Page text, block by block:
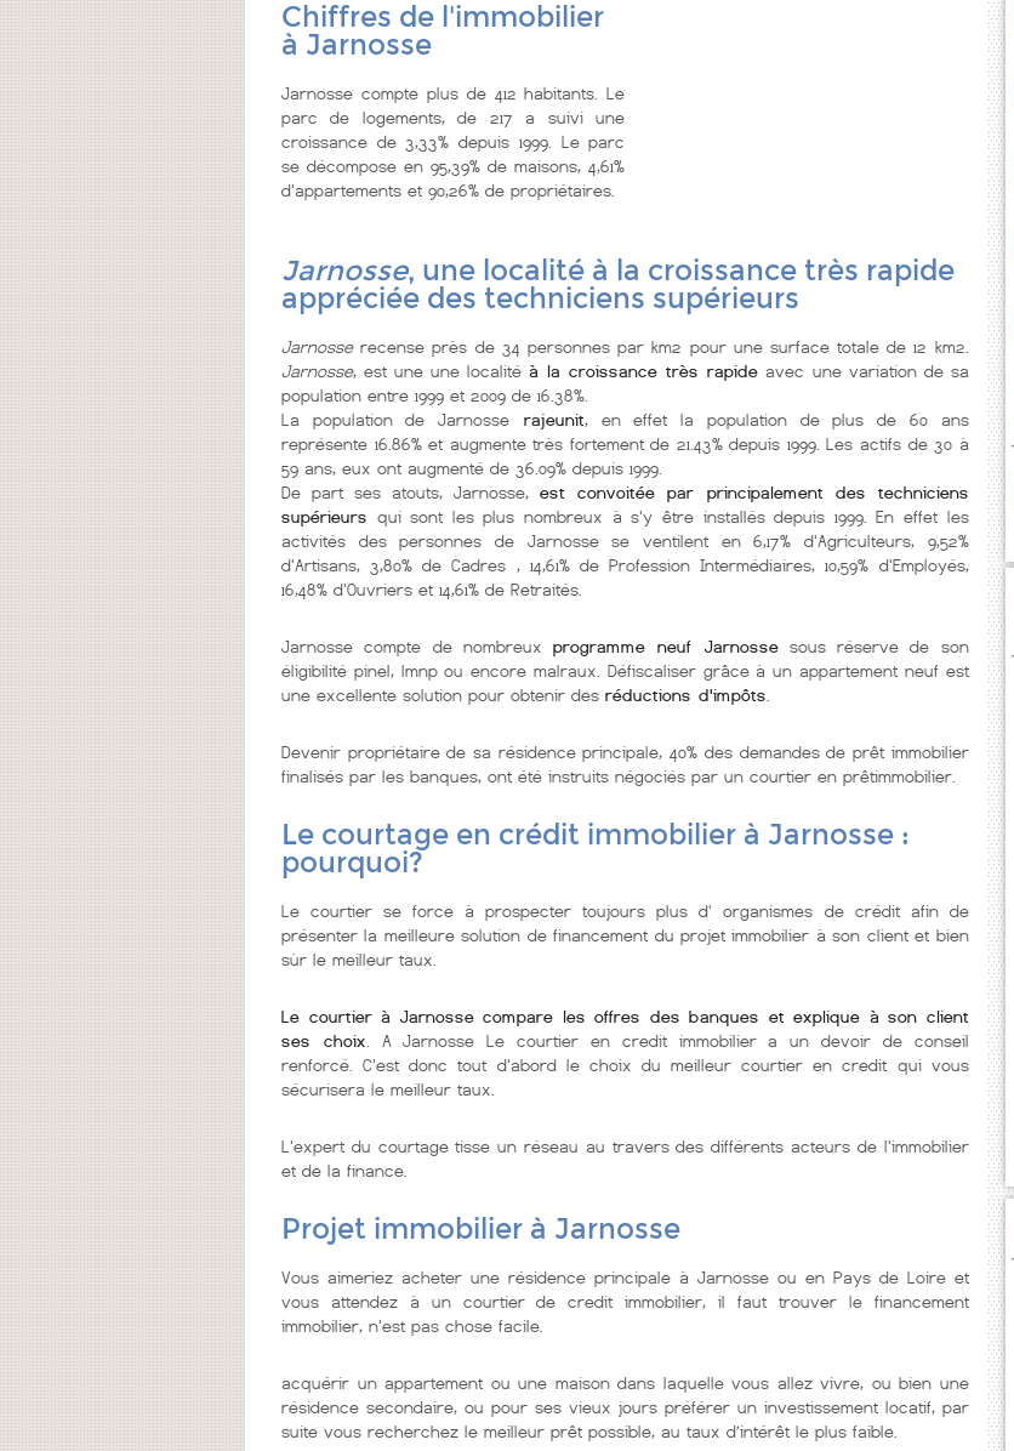
Chiffres de l'immobilier
à Jarnosse
Jarnosse compte plus de 412 habitants. Le
parc de logements, de 217 a suivi une
croissance de 3,33% depuis 1999. Le parc
se décompose en 95,39% de maisons, 4,61%
d'appartements et 90,26% de propriétaires.
Jarnosse, une localité à la croissance très rapide
appréciée des techniciens supérieurs
Jarnosserecense près de 34 personnes par km2 pour une surface totale de 12 km2.
Jarnosse, est une une localitéà la croissance très rapide avec une variation de sa
population entre 1999 et 2009 de 16.38%.
La population de Jarnosse rajeunit, en effet la population de plus de 60 ans
représente 16.86% et augmente très fortement de 21.43% depuis 1999. Les actifs de 30 à
59 ans, eux ont augmenté de 36.09% depuis 1999.
De part ses atouts, Jarnosse,est convoitée par principalement des techniciens
supérieurs qui sont les plus nombreux à s'y être installés depuis 1999. En effet les
activités des personnes de Jarnosse se ventilent en 6,17% d'Agriculteurs, 9,52%
d'Artisans, 3,80% de Cadres , 14,61% de Profession Intermédiaires, 10,59% d'Employés,
16,48% d'Ouvriers et 14,61% de Retraités.
Jarnosse compte de nombreuxprogramme neuf Jarnossesous réserve de son
éligibilité pinel, lmnp ou encore malraux. Défiscaliser grâce à un appartement neuf est
une excellente solution pour obtenir des réductions d'impôts
Devenir propriétaire de sa résidence principale, 40% des demandes de prêt immobilier
finalisés par les banques, ont été instruits négociés par un courtier en prêtimmobilier.
Le courtage en crédit immobilier à Jarnosse :
pourquoi?
Le courtier se force à prospecter toujours plus d' organismes de crédit afin de
présenter la meilleure solution de financement du projet immobilier à son client et bien
sùr le meilleur taux.
Le courtier à Jarnosse compare les offres des banques et explique à son client
ses choix . A Jarnosse Le courtier en credit immobilier a un devoir de conseil
renforcé. C'est donc tout d'abord le choix du meilleur courtier en credit qui vous
sécurisera le meilleur taux.
L'expert du courtage tisse un réseau au travers des différents acteurs de l'immobilier
et de la finance.
Projet immobilier à Jarnosse
Vous aimeriez acheter une résidence principale à Jarnosse ou en Pays de Loire et
vous attendez à un courtier de credit immobilier, il faut trouver le financement
immobilier, n'est pas chose facile.
acquérir un appartement ou une maison dans laquelle vous allez vivre, ou bien une
résidence secondaire, ou pour ses vieux jours préférer un investissement locatif, par
suite vous recherchez le meilleur prêt possible, au taux d’intérêt le plus faible.